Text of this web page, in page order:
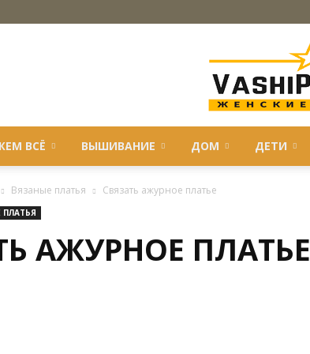
ВСЁ ВЫШИВАНИЕ ДОМ ДЕТИ
Вязаные платья Связать ажурное платье
ПЛАТЬЯ
АЖУРНОЕ ПЛАТЬЕ